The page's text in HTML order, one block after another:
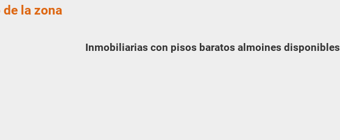
la zona
Inmobiliarias con pisos baratos almoines disponibles